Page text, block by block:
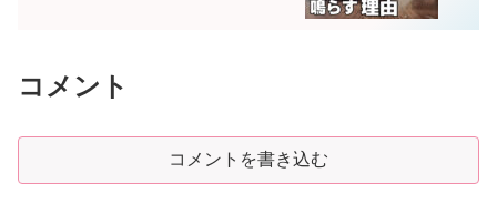
コメント
コメントを書き込む